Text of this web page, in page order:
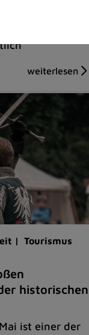
Seeterrasse /
| Tourismus
historischen
ist einer der